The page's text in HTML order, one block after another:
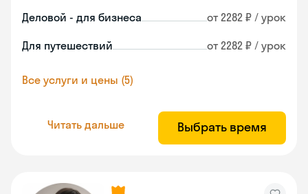
Деловой - для бизнеса от 2282 ₽ / урок
Для путешествий от 2282 ₽ / урок
Все услуги и цены (5)
Читать дальше Выбрать время